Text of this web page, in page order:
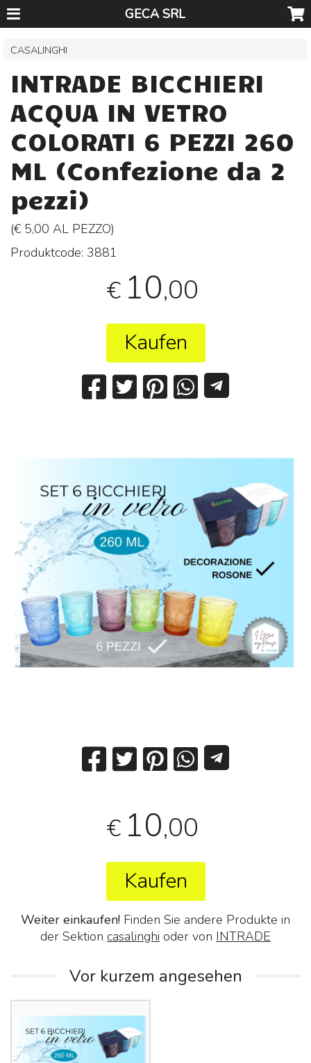
GECA SRL
CASALINGHI
INTRADE BICCHIERI
ACQUA IN VETRO
COLORATI 6 PEZZI 260
ML (Confezione da 2
pezzi)
(€ 5,00 AL PEZZO)
Produktcode:3881
€ 10,00
Kaufen
€ 10,00
Kaufen
Weiter einkaufen! Finden Sie andere Produkte in
der Sektion casalinghi oder von INTRADE
Vor kurzem angesehen